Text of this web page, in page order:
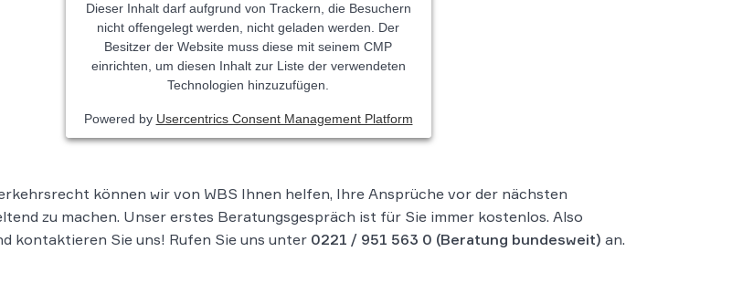
Dieser Inhalt darf aufgrund von Trackern, die Besuchern
nicht offengelegt werden, nicht geladen werden. Der
Besitzer der Website muss diese mit seinem CMP
einrichten, um diesen Inhalt zur Liste der verwendeten
Technologien hinzuzufügen.
Powered by Usercentrics Consent Management Platform
können wir von WBS Ihnen helfen, Ihre Ansprüche vor der nächsten
zu machen. Unser erstes Beratungsgespräch ist für Sie immer kostenlos. Also
kontaktieren Sie uns! Rufen Sie uns unter 0221 / 951 563 0 (Beratung bundesweit) an.